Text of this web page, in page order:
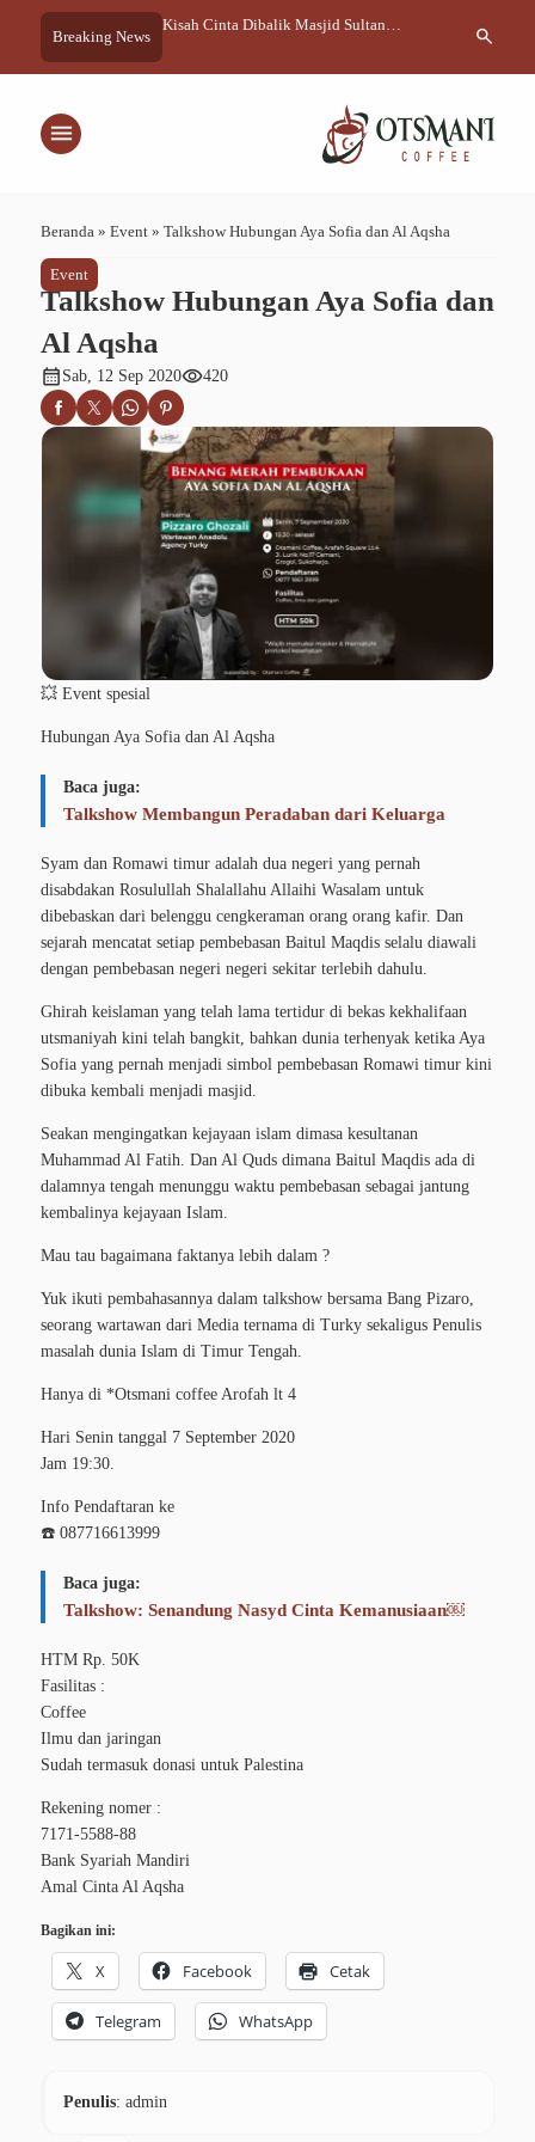
Breaking News
Kisah Cinta Dibalik Masjid Sultan
Talkshow :
search
menu
Beranda » Event » Talkshow Hubungan Aya Sofia dan Al Aqsha
Event
Talkshow Hubungan Aya Sofia dan
Al Aqsha
calendar_month Sab, 12 Sep 2020visibility420
💥 Event spesial
Hubungan Aya Sofia dan Al Aqsha
Baca juga:
Talkshow Membangun Peradaban dari Keluarga
Syam dan Romawi timur adalah dua negeri yang pernah
disabdakan Rosulullah Shalallahu Allaihi Wasalam untuk
dibebaskan dari belenggu cengkeraman orang orang kafir. Dan
sejarah mencatat setiap pembebasan Baitul Maqdis selalu diawali
dengan pembebasan negeri negeri sekitar terlebih dahulu.
Ghirah keislaman yang telah lama tertidur di bekas kekhalifaan
utsmaniyah kini telah bangkit, bahkan dunia terhenyak ketika Aya
Sofia yang pernah menjadi simbol pembebasan Romawi timur kini
dibuka kembali menjadi masjid.
Seakan mengingatkan kejayaan islam dimasa kesultanan
Muhammad Al Fatih. Dan Al Quds dimana Baitul Maqdis ada di
dalamnya tengah menunggu waktu pembebasan sebagai jantung
kembalinya kejayaan Islam.
Mau tau bagaimana faktanya lebih dalam ?
Yuk ikuti pembahasannya dalam talkshow bersama Bang Pizaro,
seorang wartawan dari Media ternama di Turky sekaligus Penulis
masalah dunia Islam di Timur Tengah.
Hanya di *Otsmani coffee Arofah lt 4
Hari Senin tanggal 7 September 2020
Jam 19:30.
Info Pendaftaran ke
☎️ 087716613999
Baca juga:
Talkshow: Senandung Nasyd Cinta Kemanusiaan￼
HTM Rp. 50K
Fasilitas :
Coffee
Ilmu dan jaringan
Sudah termasuk donasi untuk Palestina
Rekening nomer :
7171-5588-88
Bank Syariah Mandiri
Amal Cinta Al Aqsha
Bagikan ini:
X Facebook Cetak
Telegram WhatsApp
Penulis: admin